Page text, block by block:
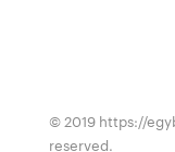
© 2019 https://
reserved.